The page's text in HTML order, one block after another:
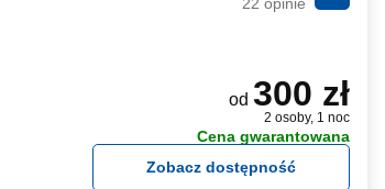
od 300 zł
2 osoby, 1 noc
Cena gwarantowana
Zobacz dostępność